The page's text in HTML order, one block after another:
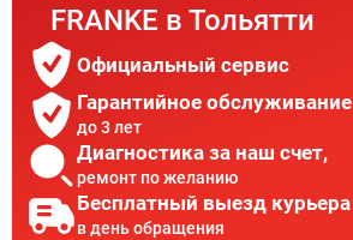
FRANKE в Тольятти
Официальный сервис
Гарантийное обслуживание
до 3 лет
Диагностика за наш счет,
ремонт по желанию
Бесплатный выезд курьера
в день обращения